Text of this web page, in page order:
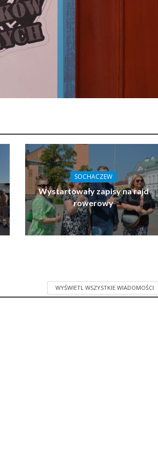
SOCHACZEW
Wystartowały zapisy na rajd
rowerowy
WYŚWIETL WSZYSTKIE WIADOMOŚCI